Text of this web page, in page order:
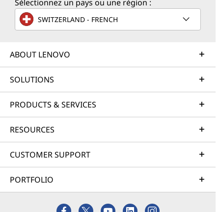
Sélectionnez un pays ou une région :
SWITZERLAND - FRENCH
ABOUT LENOVO
SOLUTIONS
PRODUCTS & SERVICES
RESOURCES
CUSTOMER SUPPORT
PORTFOLIO